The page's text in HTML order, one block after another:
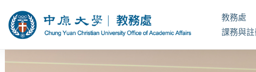
教
課務與